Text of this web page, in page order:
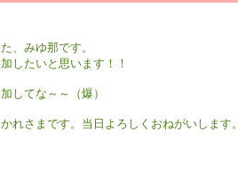
、みゆ那です。
したいと思います！！
してな～～（爆）
れさまです。当日よろしくおねがいします。